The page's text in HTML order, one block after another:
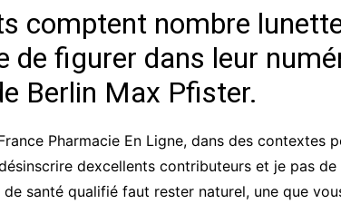
comptent nombre
de figurer dans leur
Berlin Max Pfister.
Pharmacie En Ligne, dans des
dexcellents contributeurs et je pas
de santé qualifié faut rester naturel, une que